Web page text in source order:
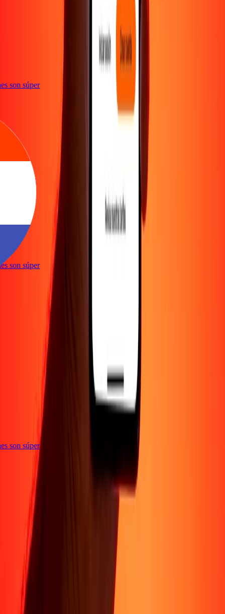
son súper
son súper
son súper
Sobre Nosotros
Acerca de
Conviértete en agente
Soporte
Política de privacidad
Aviso de cookies
condiciones
Centro de ayuda
accesibilidad
Formulario para denunciantes
Síguenos